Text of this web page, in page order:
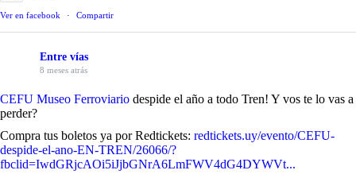
Ver en facebook · Compartir
Entre vías
8 meses atrás
CEFU Museo Ferroviario despide el año a todo Tren! Y vos te lo vas a
perder?
Compra tus boletos ya por Redtickets: redtickets.uy/evento/CEFU-
despide-el-ano-EN-TREN/26066/?
fbclid=IwdGRjcAOi5iJjbGNrA6LmFWV4dG4DYWVt...